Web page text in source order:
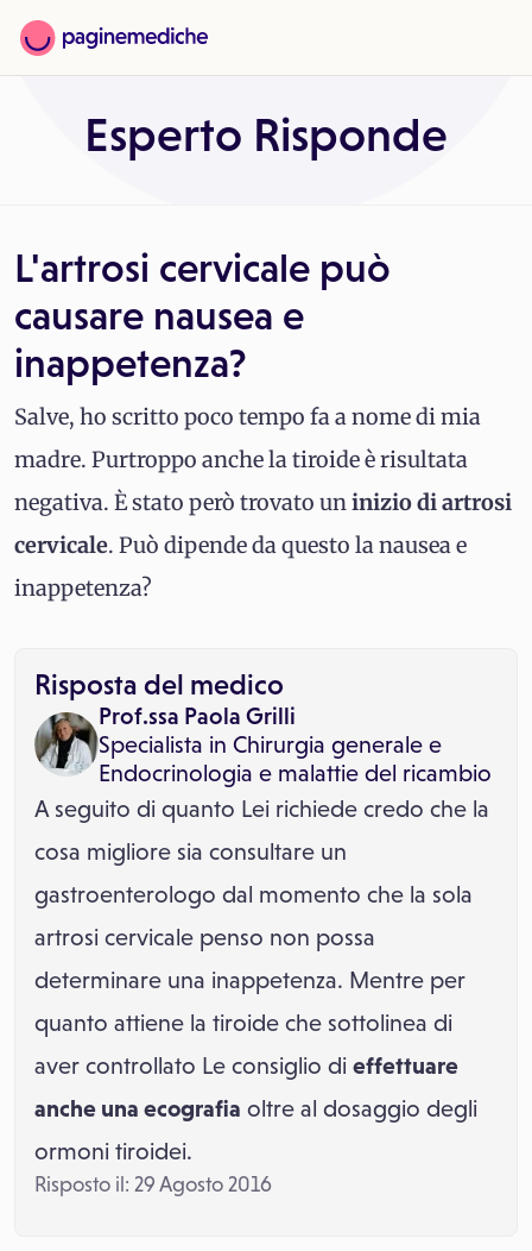
Esperto Risponde
L'artrosi cervicale può
causare nausea e
inappetenza?
Salve, ho scritto poco tempo fa a nome di mia
madre. Purtroppo anche la tiroide è risultata
negativa. È stato però trovato uninizio di artrosi
cervicale. Può dipende da questo la nausea e
inappetenza?
Risposta del medico
Prof.ssa Paola Grilli
Specialista in Chirurgia generale e
Endocrinologia e malattie del ricambio
A seguito di quanto Lei richiede credo che la
cosa migliore sia consultare un
gastroenterologo dal momento che la sola
artrosi cervicale penso non possa
determinare una inappetenza. Mentre per
quanto attiene la tiroide che sottolinea di
aver controllato Le consiglio di effettuare
anche una ecografia oltre al dosaggio degli
ormoni tiroidei.
Risposto il: 29 Agosto 2016